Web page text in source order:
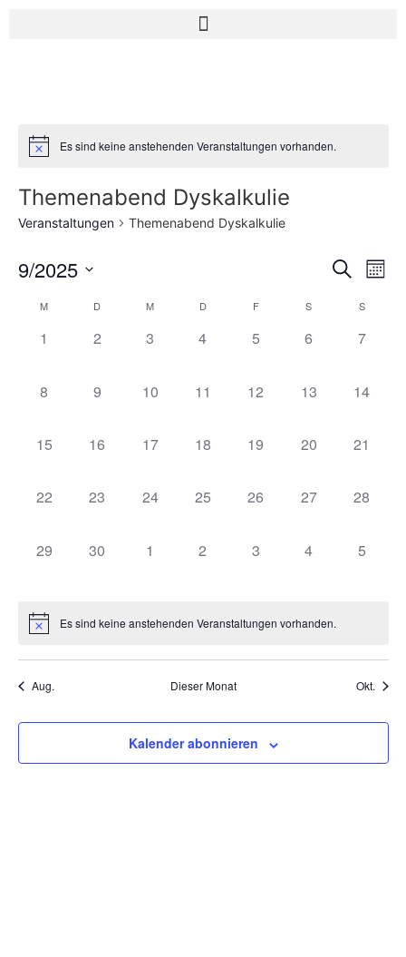
Es sind keine anstehenden Veranstaltungen vorhanden.
Themenabend Dyskalkulie
Veranstaltungen Themenabend Dyskalkulie
und
Suche
9/2025
wählen.
Kalender
von
Veranstaltungen
M D M D F S S
0 Veranstaltungen,
1 0 Veranstaltungen,
2 0 Veranstaltungen,
3 0 Veranstaltungen,
4 0 Veranstaltungen,
5 0
6 0
7
0 Veranstaltungen,
8 0 Veranstaltungen,
9 0 Veranstaltungen,
10 0 Veranstaltungen,
11 0 Veranstaltungen,
12 0
13 0
14
0 Veranstaltungen,
15 0 Veranstaltungen,
16 0 Veranstaltungen,
17 0 Veranstaltungen,
18 0 Veranstaltungen,
19 0
20 0
21
0 Veranstaltungen,
22 0 Veranstaltungen,
23 0 Veranstaltungen,
24 0 Veranstaltungen,
25 0 Veranstaltungen,
26 0
27 0
28
0 Veranstaltungen,
29 0 Veranstaltungen,
30 0 Veranstaltungen,
1 0 Veranstaltungen,
2 0 Veranstaltungen,
3 0
4 0
5
Es sind keine anstehenden Veranstaltungen vorhanden.
Aug. Dieser Monat Okt.
Kalender abonnieren